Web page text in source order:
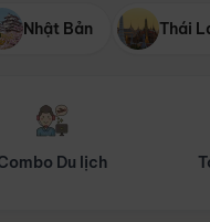
Nhật Bản Thái
Doanh Nghiệp